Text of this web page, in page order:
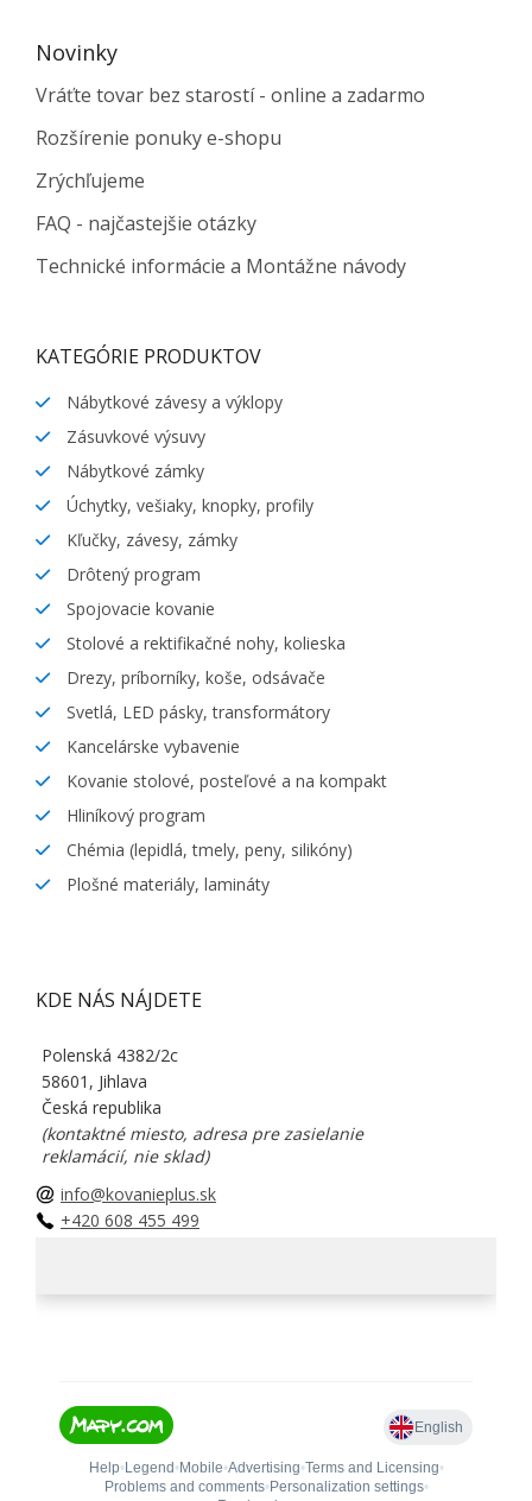
Novinky
Vráťte tovar bez starostí - online a zadarmo
Rozšírenie ponuky e-shopu
Zrýchľujeme
FAQ - najčastejšie otázky
Technické informácie a Montážne návody
KATEGÓRIE PRODUKTOV
Nábytkové závesy a výklopy
Zásuvkové výsuvy
Nábytkové zámky
Úchytky, vešiaky, knopky, profily
Kľučky, závesy, zámky
Drôtený program
Spojovacie kovanie
Stolové a rektifikačné nohy, kolieska
Drezy, príborníky, koše, odsávače
Svetlá, LED pásky, transformátory
Kancelárske vybavenie
Kovanie stolové, posteľové a na kompakt
Hliníkový program
Chémia (lepidlá, tmely, peny, silikóny)
Plošné materiály, lamináty
KDE NÁS NÁJDETE
Polenská 4382/2c
58601, Jihlava
Česká republika
(kontaktné miesto, adresa pre zasielanie
reklamácií, nie sklad)
info@kovanieplus.sk
+420 608 455 499